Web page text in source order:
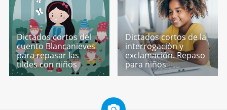
Dictados cortos del
cuento Blancanieves
para repasar las
tildes con niños
Dictados cortos de la
interrogación y
exclamación. Repaso
para niños